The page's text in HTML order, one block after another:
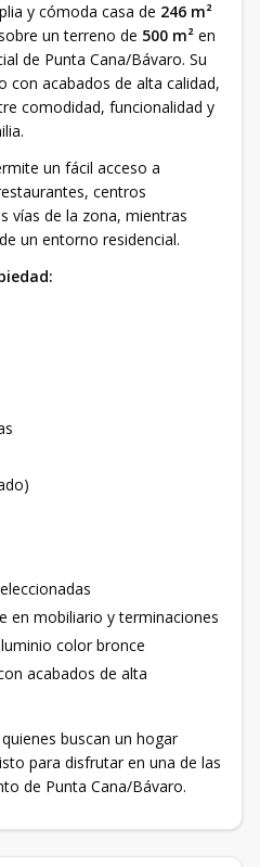
y cómoda casa de 246 m²
un terreno de 500 m² en
de Punta Cana/Bávaro. Su
con acabados de alta calidad,
comodidad, funcionalidad y
un fácil acceso a
centros
vías de la zona, mientras
un entorno residencial.
en mobiliario y terminaciones
color bronce
acabados de alta
buscan un hogar
para disfrutar en una de las
de Punta Cana/Bávaro.